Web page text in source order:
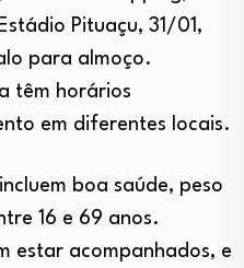
Pituaçu, 31/01,
para almoço.
têm horários
em diferentes locais.
boa saúde, peso
16 e 69 anos.
estar acompanhados, e